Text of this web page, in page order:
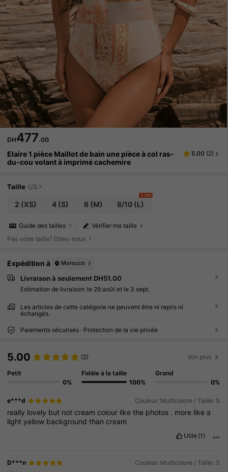
1/5
DH477.00
Elaire 1 pièce Maillot de bain une pièce à col ras-
du-cou volant à imprimé cachemire
5.00 (2)
Taille US
2 (XS) 4(S) 6 (M) 8/10 (L)
3 left
Vérifier ma taille
Guide des tailles
Pas votre taille? Dites-nous
Expédition à Morocco
Livraison à seulement DH51.00
Estimation de livraison: le 29 août et le 3 sept.
Les articles de cette catégorie ne peuvent être ni repris ni
échangés.
Paiements sécurisés · Protection de la vie privée
5.00 (2) Voir plus
Petit
0%
Fidèle à la taille
100%
Grand
0%
e***d Couleur: Multicolore / Taille: S
really lovely but notcreamcolour likethe photos . more like a
lightyellow backgroundthancream
Utile (1)
D***n Couleur: Multicolore / Taille: S